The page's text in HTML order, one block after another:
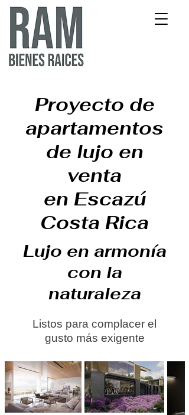
Proyecto de
apartamentos
de lujo en
venta
en Escazú
Costa Rica
Lujo en armonía
con la
naturaleza
Listos para complacer el
gusto más exigente